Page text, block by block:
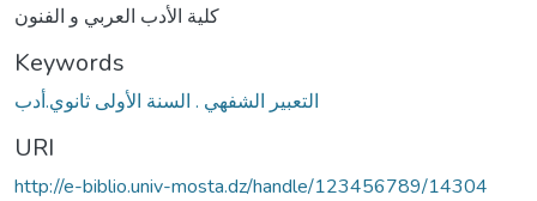
كلية الأدب العربي و الفنون
Keywords
التعبير الشفهي . السنة الأولى ثانوي.أدب
URI
http://e-biblio.univ-mosta.dz/handle/123456789/14304